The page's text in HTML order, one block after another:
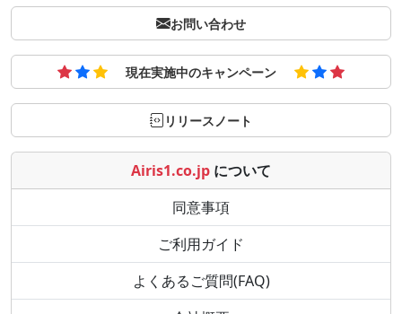
お問い合わせ
現在実施中のキャンペーン
リリースノート
Airis1.co.jp について
同意事項
ご利用ガイド
よくあるご質問(FAQ)